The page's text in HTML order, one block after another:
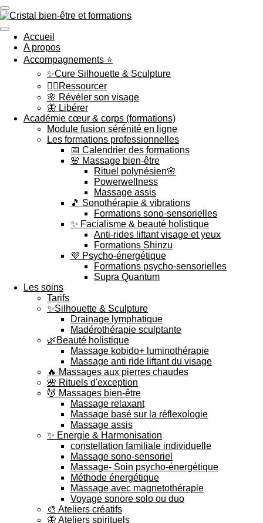
Passer
au
contenu
principal
Accueil
A propos
Accompagnements ⭐
✨Cure Silhouette & Sculpture
💆‍♀️Ressourcer
🌸 Révéler son visage
🦋 Libérer
Académie cœur & corps (formations)
Module fusion sérénité en ligne
Les formations professionnelles
📅 Calendrier des formations
🌸 Massage bien-être
Rituel polynésien🌸
Powerwellness
Massage assis
🎵 Sonothérapie & vibrations
Formations sono-sensorielles
✨ Facialisme & beauté holistique
Anti-rides liftant visage et yeux
Formations Shinzu
💜 Psycho-énergétique
Formations psycho-sensorielles
Supra Quantum
Les soins
Tarifs
✨Silhouette & Sculpture
Drainage lymphatique
Madérothérapie sculptante
🌿Beauté holistique
Massage kobido+ luminothérapie
Massage anti ride liftant du visage
🔥 Massages aux pierres chaudes
🌺 Rituels d'exception
💆 Massages bien-être
Massage relaxant
Massage basé sur la réflexologie
Massage assis
✨ Energie & Harmonisation
constellation familiale individuelle
Massage sono-sensoriel
Massage- Soin psycho-énergétique
Méthode énergétique
Massage avec magnetothérapie
Voyage sonore solo ou duo
🎨 Ateliers créatifs
🦋 Ateliers spirituels